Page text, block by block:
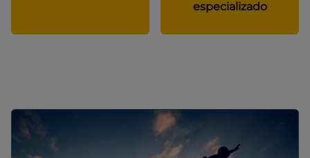
especializado